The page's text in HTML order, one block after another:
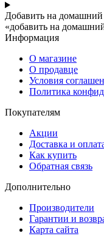
Добавить на домашний
«добавить на
Информация
О магазине
О продавце
Условия
Политика
Покупателям
Акции
Доставка и
Как купить
Обратная связь
Дополнительно
Производители
Гарантии и
Карта сайта